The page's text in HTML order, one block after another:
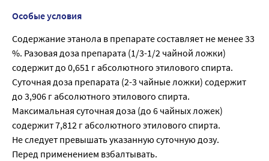
Особые условия
Содержание этанола в препарате составляет не менее 33
%. Разовая доза препарата (1/3-1/2 чайной ложки)
содержит до 0,651 г абсолютного этилового спирта.
Суточная доза препарата (2-3 чайные ложки) содержит
до 3,906 г абсолютного этилового спирта.
Максимальная суточная доза (до 6 чайных ложек)
содержит 7,812 г абсолютного этилового спирта.
Не следует превышать указанную суточную дозу.
Перед применением взбалтывать.